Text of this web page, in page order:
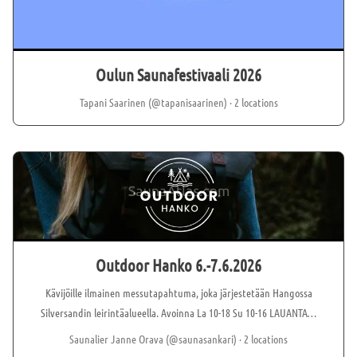
Oulun Sauna­festivaali 2026
Tapani Saarinen (@tapanisaarinen) · 2 locations
Outdoor Hanko 6.-7.6.2026
Kävijöille ilmainen messutapahtuma, joka järjestetään Hangossa
Silversandin leirintäalueella. Avoinna La 10-18 Su 10-16 LAUANTAI •⁠
⁠Eräkokkailua •⁠ ⁠Pyörien testausta •⁠ ⁠FamFromFinland: Pakuelämää
Saunalier Janne Orava (@saunasankari) · 2 locations